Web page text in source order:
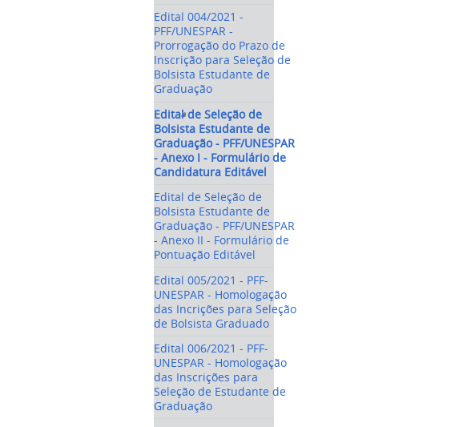
Edital 004/2021 -
PFF/UNESPAR -
Prorrogação do Prazo de
Inscrição para Seleção de
Bolsista Estudante de
Graduação
Edital de Seleção de
Bolsista Estudante de
Graduação - PFF/UNESPAR
- Anexo I - Formulário de
Candidatura Editável
Edital de Seleção de
Bolsista Estudante de
Graduação - PFF/UNESPAR
- Anexo II - Formulário de
Pontuação Editável
Edital 005/2021 - PFF-
UNESPAR - Homologação
das Incrições para Seleção
de Bolsista Graduado
Edital 006/2021 - PFF-
UNESPAR - Homologação
das Inscrições para
Seleção de Estudante de
Graduação